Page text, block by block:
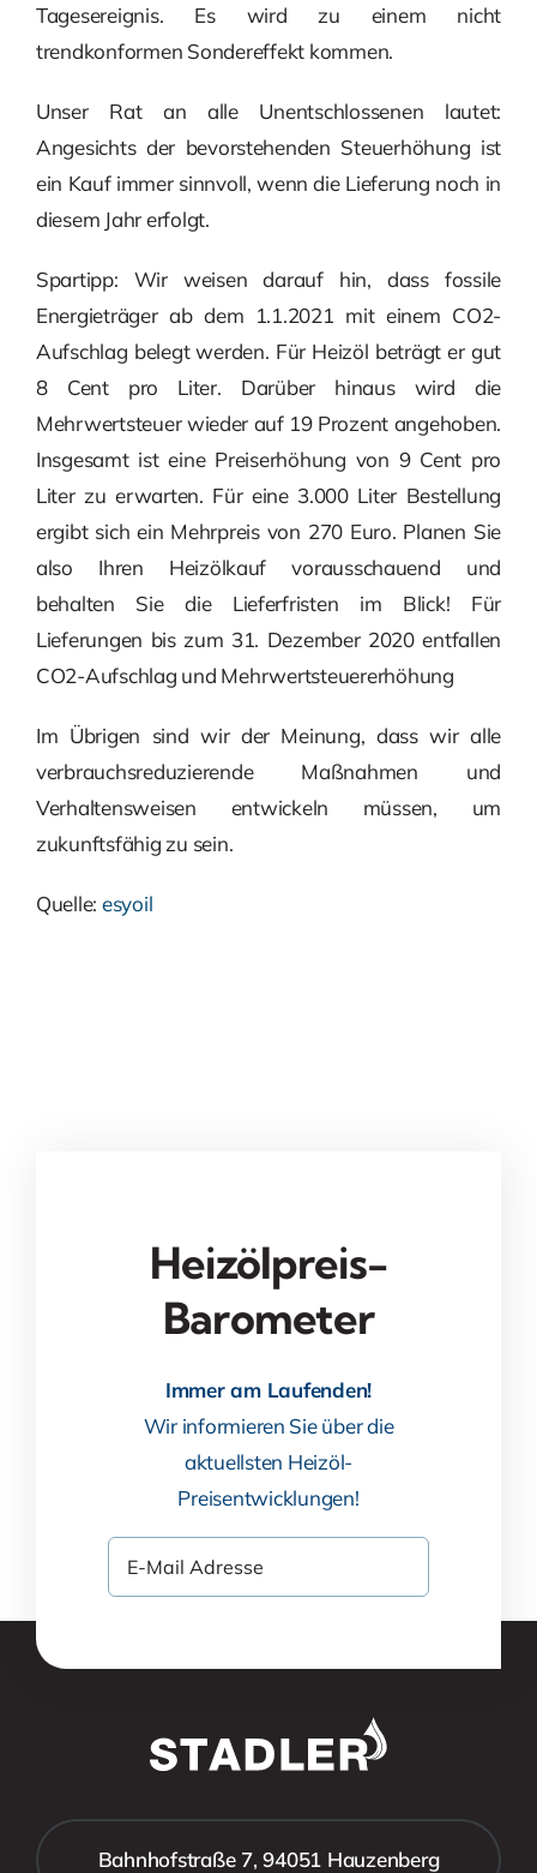
Tagesereignis. Es wird zu einem nicht
trendkonformen Sondereffekt kommen.
Unser Rat an alle Unentschlossenen lautet:
Angesichts der bevorstehenden Steuerhöhung ist
ein Kauf immer sinnvoll, wenn die Lieferung noch in
diesem Jahr erfolgt.
Spartipp: Wir weisen darauf hin, dass fossile
Energieträger ab dem 1.1.2021 mit einem CO2-
Aufschlag belegt werden. Für Heizöl beträgt er gut
8 Cent pro Liter. Darüber hinaus wird die
Mehrwertsteuer wieder auf 19 Prozent angehoben.
Insgesamt ist eine Preiserhöhung von 9 Cent pro
Liter zu erwarten. Für eine 3.000 Liter Bestellung
ergibt sich ein Mehrpreis von 270 Euro. Planen Sie
also Ihren Heizölkauf vorausschauend und
behalten Sie die Lieferfristen im Blick! Für
Lieferungen bis zum 31. Dezember 2020 entfallen
CO2-Aufschlag und Mehrwertsteuererhöhung
Im Übrigen sind wir der Meinung, dass wir alle
verbrauchsreduzierende Maßnahmen und
Verhaltensweisen entwickeln müssen, um
zukunftsfähig zu sein.
Quelle: esyoil
Heizölpreis-
Barometer
Immer am Laufenden!
Wir informieren Sie über die
aktuellsten Heizöl-
Preisentwicklungen!
Bahnhofstraße 7, 94051 Hauzenberg